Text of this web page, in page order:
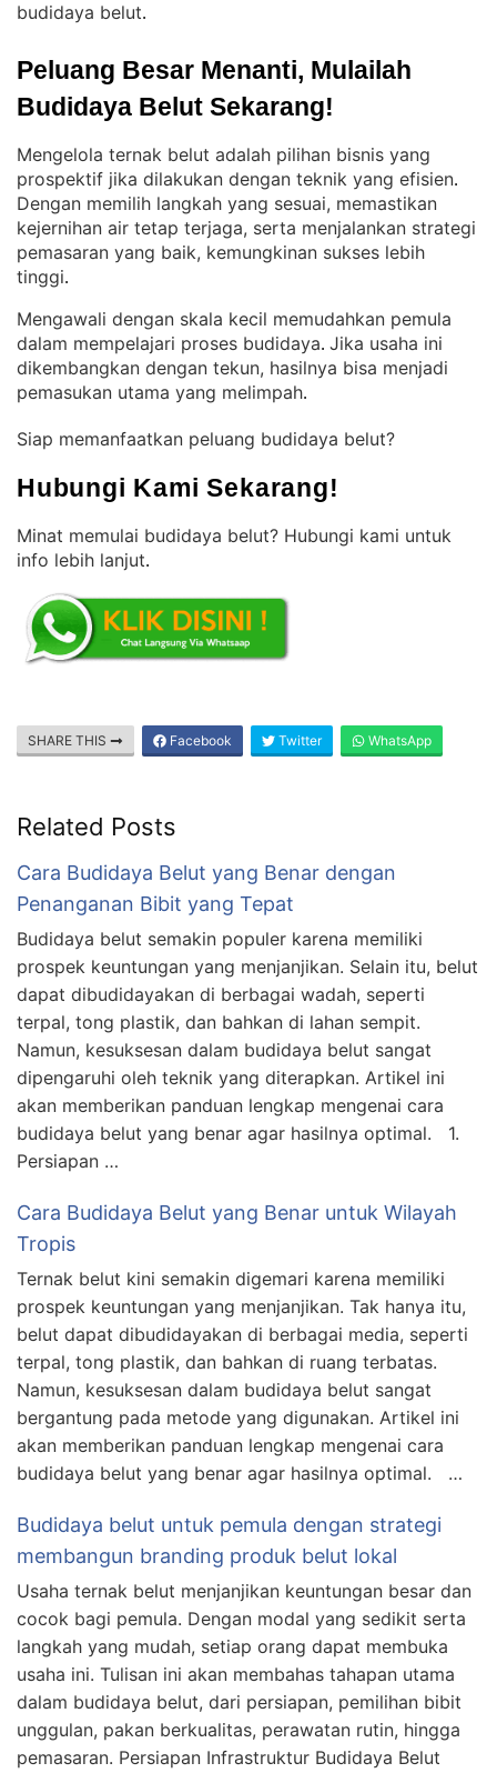
budidaya belut.
Peluang Besar Menanti, Mulailah
Budidaya Belut Sekarang!
Mengelola ternak belut adalah pilihan bisnis yang
prospektif jika dilakukan dengan teknik yang efisien
Dengan memilih langkah yang sesuai, memastikan
kejernihan air tetap terjaga, serta menjalankan strategi
pemasaran yang baik, kemungkinan sukses lebih
tinggi.
Mengawali dengan skala kecil memudahkan pemula
dalam mempelajari proses budidaya. Jika usaha ini
dikembangkan dengan tekun, hasilnya bisa menjadi
pemasukan utama yang melimpah.
Siap memanfaatkan peluang budidaya belut?
Hubungi Kami Sekarang!
Minat memulai budidaya belut? Hubungi kami untuk
info lebih lanjut.
SHARE THIS Facebook Twitter WhatsApp
Related Posts
Cara Budidaya Belut yang Benar dengan
Penanganan Bibit yang Tepat
Budidaya belut semakin populer karena memiliki
prospek keuntungan yang menjanjikan. Selain itu, belut
dapat dibudidayakan di berbagai wadah, seperti
terpal, tong plastik, dan bahkan di lahan sempit.
Namun, kesuksesan dalam budidaya belut sangat
dipengaruhi oleh teknik yang diterapkan. Artikel ini
akan memberikan panduan lengkap mengenai cara
budidaya belut yang benar agar hasilnya optimal. 1.
Persiapan …
Cara Budidaya Belut yang Benar untuk Wilayah
Tropis
Ternak belut kini semakin digemari karena memiliki
prospek keuntungan yang menjanjikan. Tak hanya itu,
belut dapat dibudidayakan di berbagai media, seperti
terpal, tong plastik, dan bahkan di ruang terbatas.
Namun, kesuksesan dalam budidaya belut sangat
bergantung pada metode yang digunakan. Artikel ini
akan memberikan panduan lengkap mengenai cara
budidaya belut yang benar agar hasilnya optimal. …
Budidaya belut untuk pemula dengan strategi
membangun branding produk belut lokal
Usaha ternak belut menjanjikan keuntungan besar dan
cocok bagi pemula. Dengan modal yang sedikit serta
langkah yang mudah, setiap orang dapat membuka
usaha ini. Tulisan ini akan membahas tahapan utama
dalam budidaya belut, dari persiapan, pemilihan bibit
unggulan, pakan berkualitas, perawatan rutin, hingga
pemasaran. Persiapan Infrastruktur Budidaya Belut